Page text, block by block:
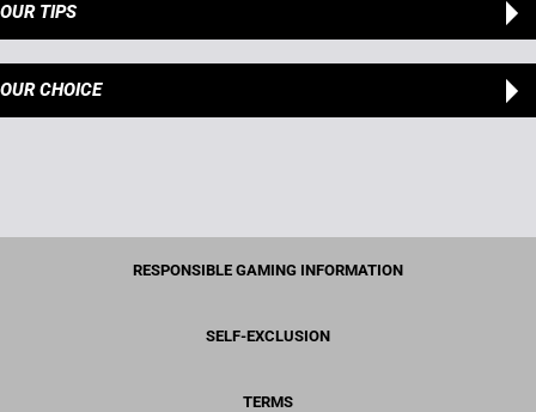
OUR TIPS
OUR CHOICE
RESPONSIBLE GAMING INFORMATION
SELF-EXCLUSION
TERMS